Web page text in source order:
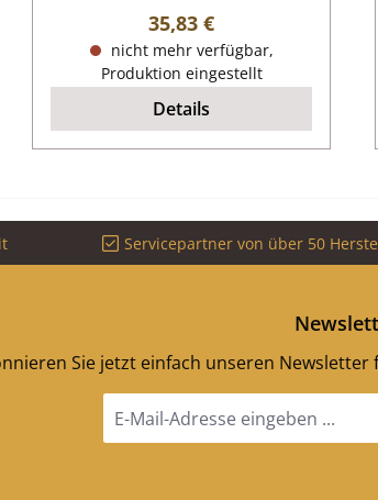
Regulärer Preis:
35,83 €
nicht mehr verfügbar,
Produktion eingestellt
Details
Servicepartner von über 50
Sie jetzt einfach unseren
Mail-